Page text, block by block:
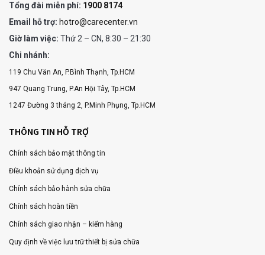
Tổng đài miễn phí: 1900 8174
Email hỗ trợ: hotro@carecenter.vn
Giờ làm việc: Thứ 2 – CN, 8:30 – 21:30
Chi nhánh:
119 Chu Văn An, P.Bình Thạnh, Tp.HCM
947 Quang Trung, P.An Hội Tây, Tp.HCM
1247 Đường 3 tháng 2, P.Minh Phụng, Tp.HCM
THÔNG TIN HỖ TRỢ
Chính sách bảo mật thông tin
Điều khoản sử dụng dịch vụ
Chính sách bảo hành sửa chữa
Chính sách hoàn tiền
Chính sách giao nhận – kiểm hàng
Quy định về việc lưu trữ thiết bị sửa chữa